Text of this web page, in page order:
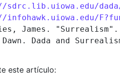
James.
Dawn. Dada and
este artículo: